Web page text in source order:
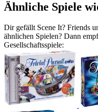
Ähnliche Spiele
Dir gefällt Scene It? Friends
ähnlichen Spielen? Dann
Gesellschaftsspiele: